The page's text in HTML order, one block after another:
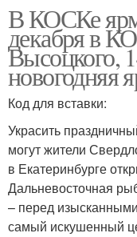
В КОСКе
декабря в
Высоцкого,
новогодняя
Код для вставки:
Украсить
могут жители
в Екатеринбурге
Дальневосточная
– перед
самый искушенный